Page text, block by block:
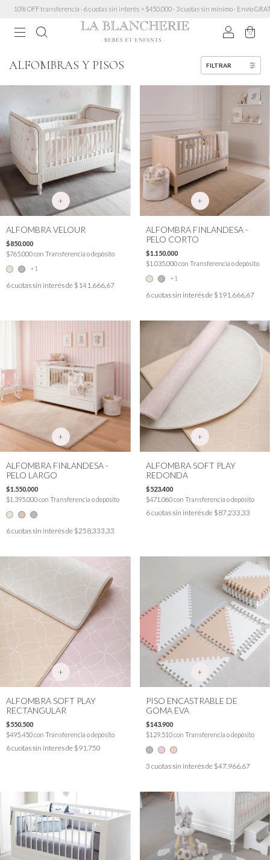
OFF transferencia · 6 cuotas sin interés > $450.000 · 3 cuotas sin mínimo · Envío GRATIS
0
ALFOMBRAS Y PISOS FILTRAR
+
ALFOMBRA VELOUR
$850.000
$765.000con Transferencia o depósito
+1
6cuotas sin interés de $141.666,67
+
ALFOMBRA FINLANDESA -
PELO CORTO
$1.150.000
$1.035.000con Transferencia o depósito
+1
6cuotas sin interés de $191.666,67
+
ALFOMBRA FINLANDESA -
PELO LARGO
$1.550.000
$1.395.000con Transferencia o depósito
6cuotas sin interés de $258.333,33
+
ALFOMBRA SOFT PLAY
REDONDA
$523.400
$471.060con Transferencia o depósito
6cuotas sin interés de $87.233,33
+
ALFOMBRA SOFT PLAY
RECTANGULAR
$550.500
$495.450con Transferencia o depósito
6cuotas sin interés de $91.750
+
PISO ENCASTRABLE DE
GOMA EVA
$143.900
$129.510con Transferencia o depósito
3 cuotas sin interés de $47.966,67